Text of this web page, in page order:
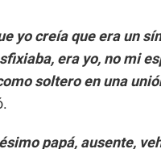
yo creía que era un
era yo, no mi
soltero en una
papá, ausente,